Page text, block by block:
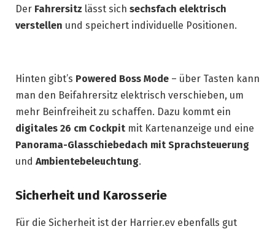
Der Fahrersitz lässt sich sechsfach elektrisch
verstellen und speichert individuelle Positionen.
Hinten gibt’s Powered Boss Mode – über Tasten kann
man den Beifahrersitz elektrisch verschieben, um
mehr Beinfreiheit zu schaffen. Dazu kommt ein
digitales 26 cm Cockpit mit Kartenanzeige und eine
Panorama-Glasschiebedach mit Sprachsteuerung
und Ambientebeleuchtung.
Sicherheit und Karosserie
Für die Sicherheit ist der Harrier.ev ebenfalls gut